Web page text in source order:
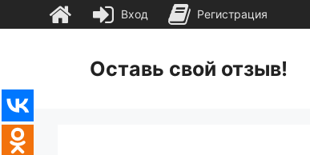
содержимомуОставь свой отзыв!
Вход Регистрация